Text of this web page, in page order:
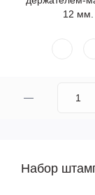
Набор